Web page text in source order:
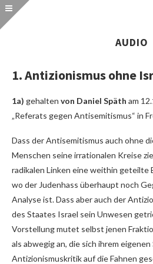
AUDIO
1. Antizionismus ohne
1a) gehalten von Daniel Späth am
„Referats gegen Antisemitismus“ in
Dass der Antisemitismus auch ohne
Menschen seine irrationalen Kreise
radikalen Linken eine weithin geteilte
wo der Judenhass überhaupt noch
Analyse ist. Dass aber auch der
des Staates Israel sein Unwesen
Vorstellung mutet selbst jenen
als abwegig an, die sich ihrem
Antizionismuskritik auf die Fahnen